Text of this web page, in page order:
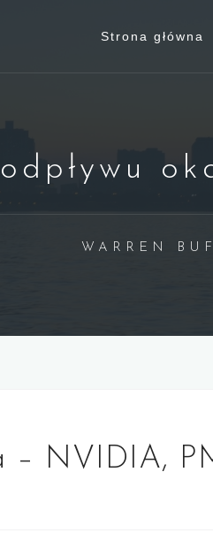
Strona główna
WARREN
– NVIDIA,